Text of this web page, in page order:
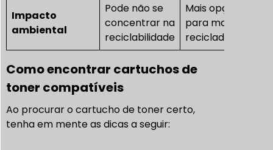
Impacto
ambiental
Pode não se
concentrar na
reciclabilidade
Mais opções
para materiais
reciclados
Como encontrar cartuchos de
toner compatíveis
Ao procurar o cartucho de toner certo,
tenha em mente as dicas a seguir: